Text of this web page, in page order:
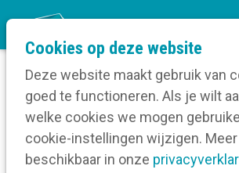
Cookies op deze website
Deze website maakt gebruik van
goed te functioneren. Als je wilt
welke cookies we mogen
cookie-instellingen wijzigen.
beschikbaar in onze
Home
Blog
Hoe reageer je op berichten op